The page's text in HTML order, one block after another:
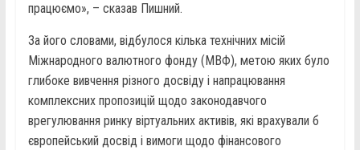
працюємо», – сказав Пишний.
За його словами, відбулося кілька технічних місій
Міжнародного валютного фонду (МВФ), метою яких було
глибоке вивчення різного досвіду і напрацювання
комплексних пропозицій щодо законодавчого
врегулювання ринку віртуальних активів, які врахували б
європейський досвід і вимоги щодо фінансового